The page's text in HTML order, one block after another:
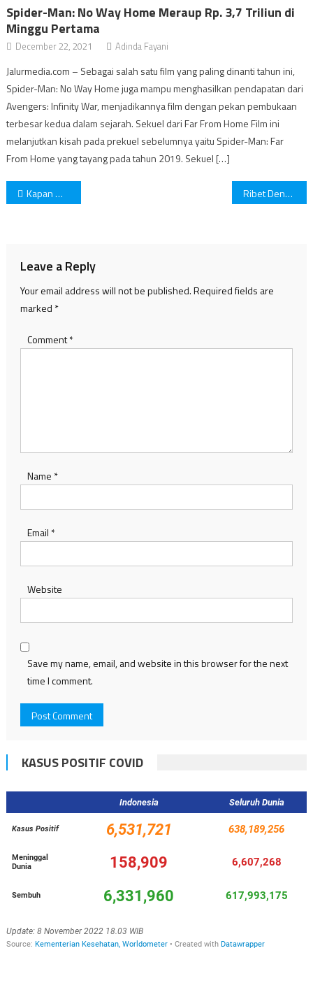
Spider-Man: No Way Home Meraup Rp. 3,7 Triliun di
Minggu Pertama
December 22, 2021 Adinda Fayani
Jalurmedia.com – Sebagai salah satu film yang paling dinanti tahun ini,
Spider-Man: No Way Home juga mampu menghasilkan pendapatan dari
Avengers: Infinity War, menjadikannya film dengan pekan pembukaan
terbesar kedua dalam sejarah. Sekuel dari Far From Home Film ini
melanjutkan kisah pada prekuel sebelumnya yaitu Spider-Man: Far
From Home yang tayang pada tahun 2019. Sekuel […]
Post
Kapan Waktu Terbaik Untuk Menyikat Gigi? Ini Faktanya! Ribet Dengan Masalah Instagram? Ini Dia 6 Tips Yang Bisa Kamu Lakukan!
Leave a Reply
Your email address will not be published.Required fields are
marked *
Comment*
Name *
Email *
Website
Save my name, email, and website in this browser for the next
time I comment.
KASUS POSITIF COVID